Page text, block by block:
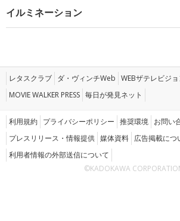
イルミネーション
レタスクラブ ダ・ヴィンチWeb WEBザテレビジ
MOVIE WALKER PRESS 毎日が発見ネット
利用規約 プライバシーポリシー 推奨環境 お問い
プレスリリース・情報提供 媒体資料 広告掲載につ
利用者情報の外部送信について
©KADOKAWA